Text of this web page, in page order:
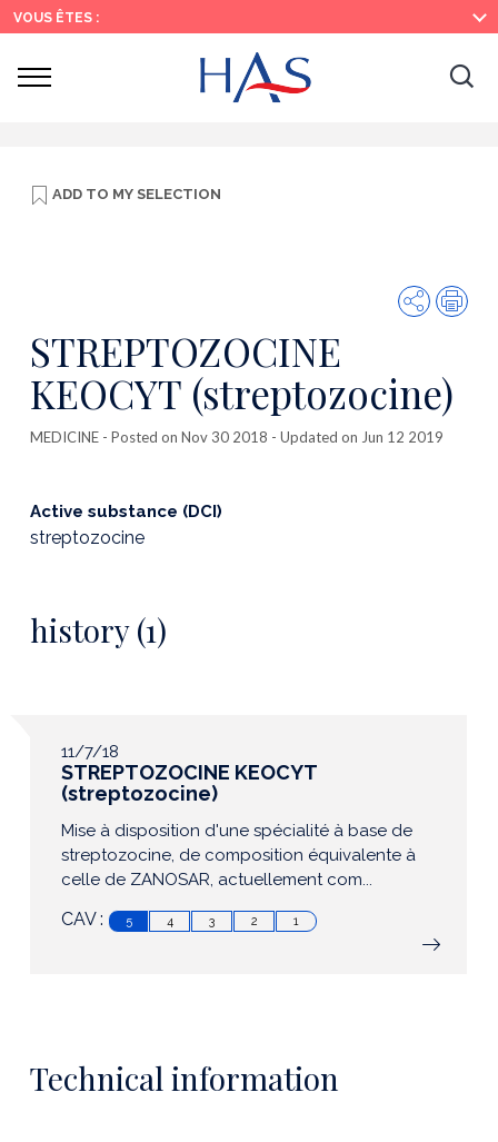
Search
Main
Menu
Main
Content
VOUS ÊTES :
Ouvrir
ADD TO MY SELECTION
Share
STREPTOZOCINE
KEOCYT (streptozocine)
MEDICINE - Posted on Nov 30 2018 - Updated on Jun 12 2019
Active substance (DCI)
streptozocine
history (1)
11/7/18
STREPTOZOCINE KEOCYT
(streptozocine)
Mise à disposition d'une spécialité à base de
streptozocine, de composition équivalente à
celle de ZANOSAR, actuellement com...
CAV : 5 4 3 2 1
Technical information